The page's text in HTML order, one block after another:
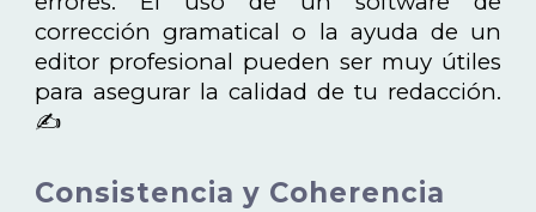
corrección gramatical o la ayuda de un
editor profesional pueden ser muy útiles
para asegurar la calidad de tu redacción.
✍️
Consistencia y Coherencia